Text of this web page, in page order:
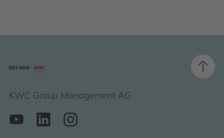
KWC Group Management AG